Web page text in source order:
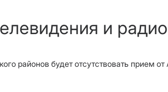
и
районов будет отсутствовать прием